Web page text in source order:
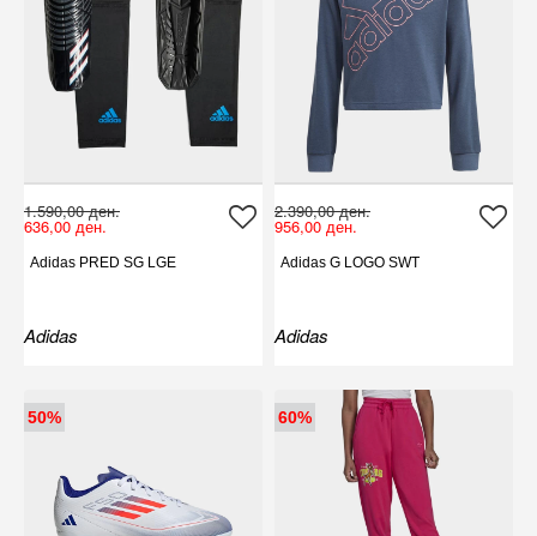
1.590,00 ден.
636,00 ден.
Adidas PRED SG LGE
Adidas
2.390,00 ден.
956,00 ден.
Adidas G LOGO SWT
Adidas
50% 60%